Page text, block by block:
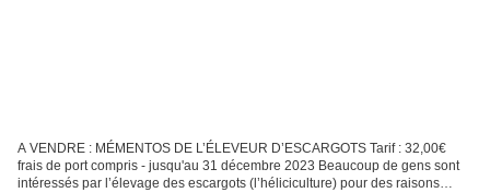
A VENDRE : MÉMENTOS DE L’ÉLEVEUR D’ESCARGOTS Tarif : 32,00€
frais de port compris - jusqu'au 31 décembre 2023 Beaucoup de gens sont
intéressés par l’élevage des escargots (l’héliciculture) pour des raisons